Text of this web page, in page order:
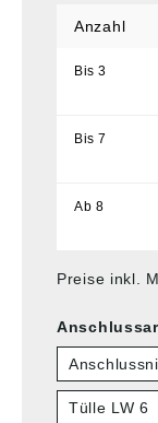
Anzahl
Bis3
Bis7
Ab 8
Preise inkl.
Tülle LW 6